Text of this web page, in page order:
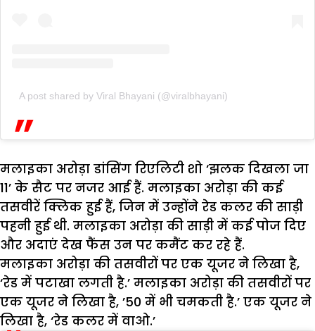
A post shared by Viral Bhayani (@viralbhayani)
मलाइका अरोड़ा डांसिंग रिएलिटी शो ‘झलक दिखला जा
11’ के सैट पर नजर आई हैं. मलाइका अरोड़ा की कई
तसवीरें क्लिक हुई हैं, जिन में उन्होंने रेड कलर की साड़ी
पहनी हुई थी. मलाइका अरोड़ा की साड़ी में कई पोज दिए
और अदाएं देख फैंस उन पर कमैंट कर रहे हैं.
मलाइका अरोड़ा की तसवीरों पर एक यूजर ने लिखा है,
‘रेड में पटाखा लगती है.’ मलाइका अरोड़ा की तसवीरों पर
एक यूजर ने लिखा है, ’50 में भी चमकती है.’ एक यूजर ने
लिखा है, ‘रेड कलर में वाओ.’